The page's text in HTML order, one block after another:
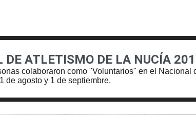
DE ATLETISMO DE LA NUCÍA
colaboraron como "Voluntarios" en el Nacional
de agosto y 1 de septiembre.